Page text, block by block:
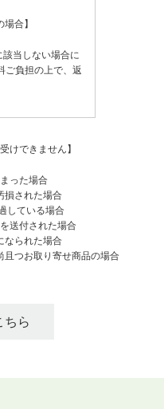
場合】
当しない場合に
ご負担の上で、返
けできません】
った場合
損された場合
している場合
送付された場合
なられた場合
且つお取り寄せ商品の場合
ちら